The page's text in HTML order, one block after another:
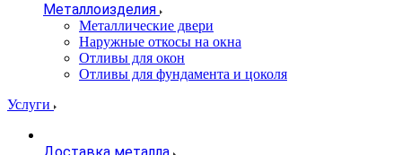
Металлоизделия
Металлические двери
Наружные откосы на окна
Отливы для окон
Отливы для фундамента и цоколя
Услуги